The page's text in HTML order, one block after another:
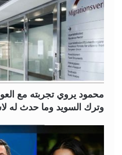
محمود يروي تجربته مع
وترك السويد وما حدث له